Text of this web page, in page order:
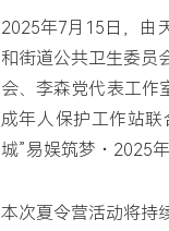
2025年7月15日，由
和街道公共卫生委员
会、李森党代表工作
成年人保护工作站
城”易娱筑梦・2025
本次夏令营活动将持